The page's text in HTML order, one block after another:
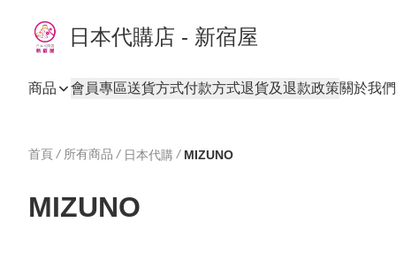
日本代購店 - 新宿屋
商品 會員專區送貨方式付款方式退貨及退款政策關於我們
首頁 / 所有商品 / 日本代購 / MIZUNO
MIZUNO